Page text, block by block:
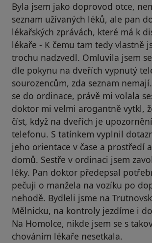
Byla jsem jako doprovod otce,
seznam užívaných léků, ale pan
lékařských zprávách, které má k
lékaře - K čemu tam tedy vlastně
trochu nadzvedl. Omluvila jsem
dle pokynu na dveřích vypnutý
sourozencům, zda seznam
se do ordinace, právě mi volala
doktor mi velmi arogantně vytkl,
číst, když na dveřích je
telefonu. S tatínkem vyplnil
jeho orientace v čase a prostředí
domů. Sestře v ordinaci jsem
léky. Pan doktor předepsal
pečuji o manžela na vozíku po
nehodě. Bydleli jsme na
Mělnicku, na kontroly jezdíme i
Na Homolce, nikde jsem se s
chováním lékaře nesetkala.